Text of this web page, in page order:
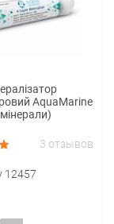
AquaMarine
3 отзывов
12457